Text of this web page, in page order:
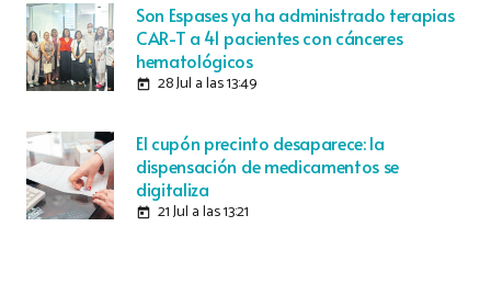
Son Espases ya ha administrado terapias
CAR-T a 41 pacientes con cánceres
hematológicos
today 28 Jul a las 13:49
El cupón precinto desaparece: la
dispensación de medicamentos se
digitaliza
today 21 Jul a las 13:21